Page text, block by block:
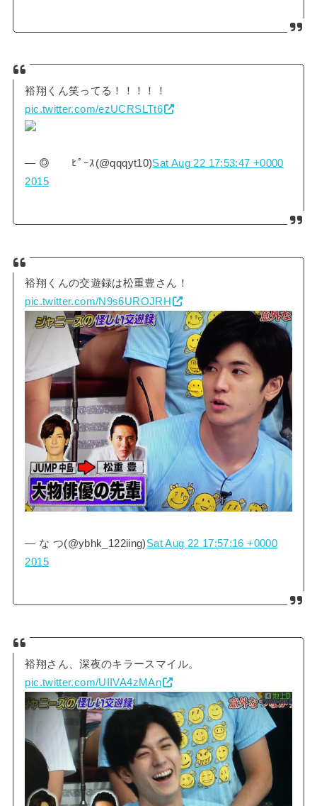
裕翔くん笑ってる！！！！！
pic.twitter.com/ezUCRSLTt6
— ◎ ﾋﾟｰｽ(@qqqyt10)Sat Aug 22 17:53:47 +0000
2015
裕翔くんの交遊録は松重豊さん！
pic.twitter.com/N9s6UROJRH
— な つ(@ybhk_122iing)Sat Aug 22 17:57:16 +0000
2015
裕翔さん、深夜のキラースマイル。
pic.twitter.com/UIIVA4zMAn